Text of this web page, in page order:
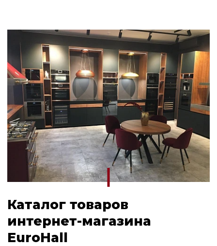
Каталог товаров
интернет-магазина
EuroHall